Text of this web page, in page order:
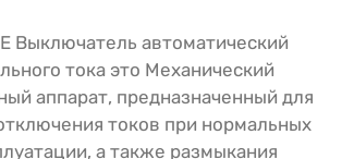
Выключатель автоматический
тока это Механический
аппарат, предназначенный для
токов при нормальных
а также размыкания